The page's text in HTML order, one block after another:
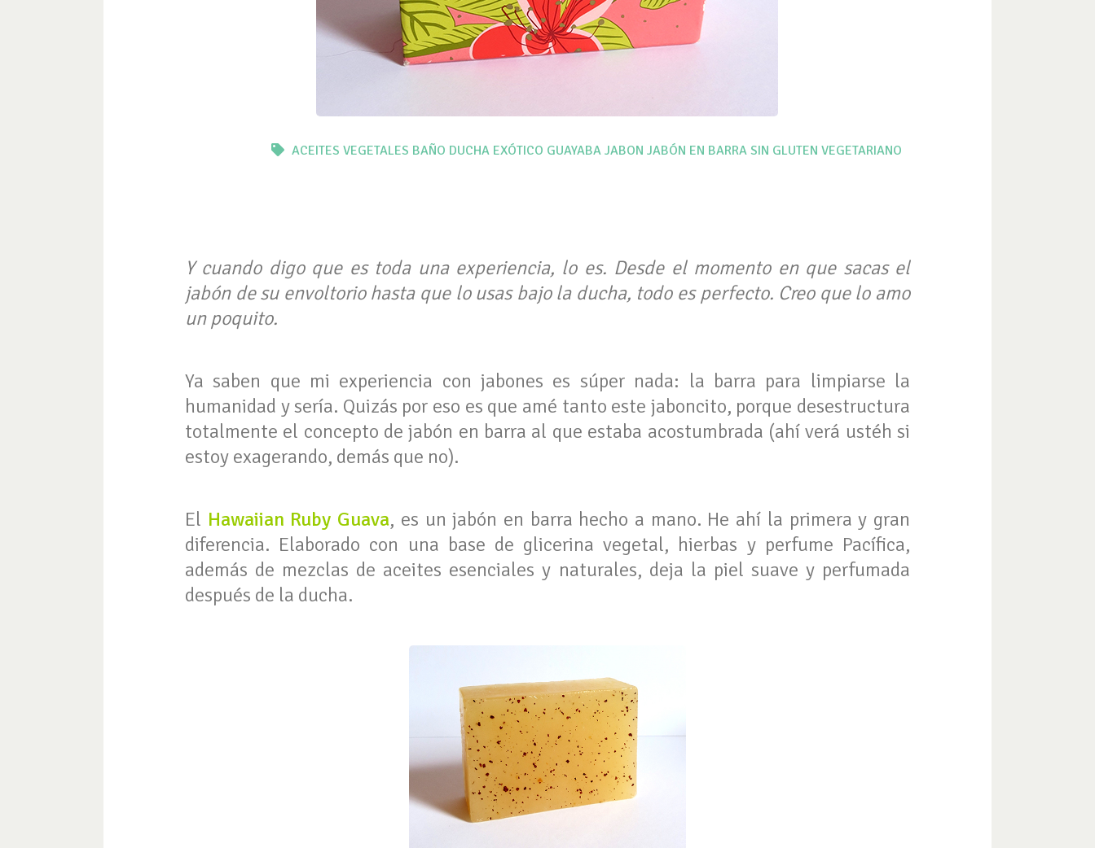
ACEITES VEGETALES BAÑO DUCHA EXÓTICO GUAYABA JABON JABÓN EN BARRA SIN GLUTEN VEGETARIANO
Y cuando digo que es toda una experiencia, lo es. Desde el momento en que sacas el
jabón de su envoltorio hasta que lo usas bajo la ducha, todo es perfecto. Creo que lo amo
un poquito.
Ya saben que mi experiencia con jabones es súper nada: la barra para limpiarse la
humanidad y sería. Quizás por eso es que amé tanto este jaboncito, porque desestructura
totalmente el concepto de jabón en barra al que estaba acostumbrada (ahí verá ustéh si
estoy exagerando, demás que no).
El Hawaiian Ruby Guava, es un jabón en barra hecho a mano. He ahí la primera y gran
diferencia. Elaborado con una base de glicerina vegetal, hierbas y perfume Pacífica,
además de mezclas de aceites esenciales y naturales, deja la piel suave y perfumada
después de la ducha.